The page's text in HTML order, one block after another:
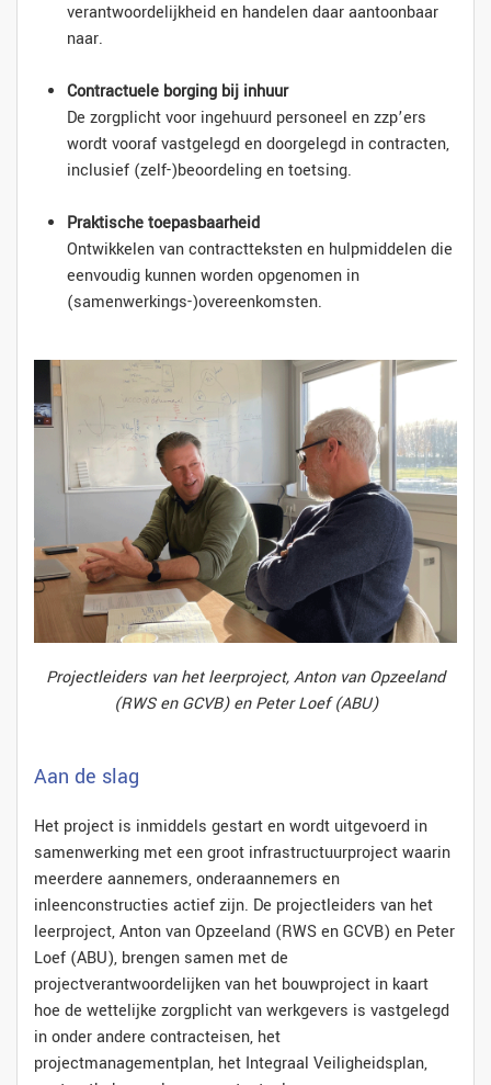
verantwoordelijkheid en handelen daar aantoonbaar
naar.
Contractuele borging bij inhuur
De zorgplicht voor ingehuurd personeel en zzp’ers
wordt vooraf vastgelegd en doorgelegd in contracten,
inclusief (zelf-)beoordeling en toetsing.
Praktische toepasbaarheid
Ontwikkelen van contractteksten en hulpmiddelen die
eenvoudig kunnen worden opgenomen in
(samenwerkings-)overeenkomsten.
Projectleiders van het leerproject, Anton van Opzeeland
(RWS en GCVB) en Peter Loef (ABU)
Aan de slag
Het project is inmiddels gestart en wordt uitgevoerd in
samenwerking met een groot infrastructuurproject waarin
meerdere aannemers, onderaannemers en
inleenconstructies actief zijn. De projectleiders van het
leerproject, Anton van Opzeeland (RWS en GCVB) en Peter
Loef (ABU), brengen samen met de
projectverantwoordelijken van het bouwproject in kaart
hoe de wettelijke zorgplicht van werkgevers is vastgelegd
in onder andere contracteisen, het
projectmanagementplan, het Integraal Veiligheidsplan,